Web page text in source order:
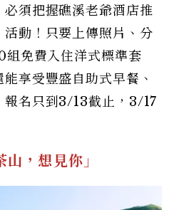
須把握礁溪老爺酒店推
動！只要上傳照片、分
組免費入住洋式標準套
享受豐盛自助式早餐、
報名只到3/13截止，3/17
山，想見你」